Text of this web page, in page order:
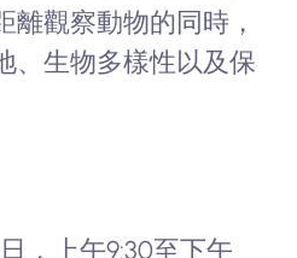
離觀察動物的同時，
、生物多樣性以及保
，上午9:30至下午